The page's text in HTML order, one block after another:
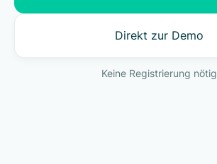
Direkt zur Demo
Keine Registrierung nötig